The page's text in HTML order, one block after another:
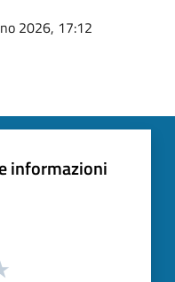
2026, 17:12
informazioni